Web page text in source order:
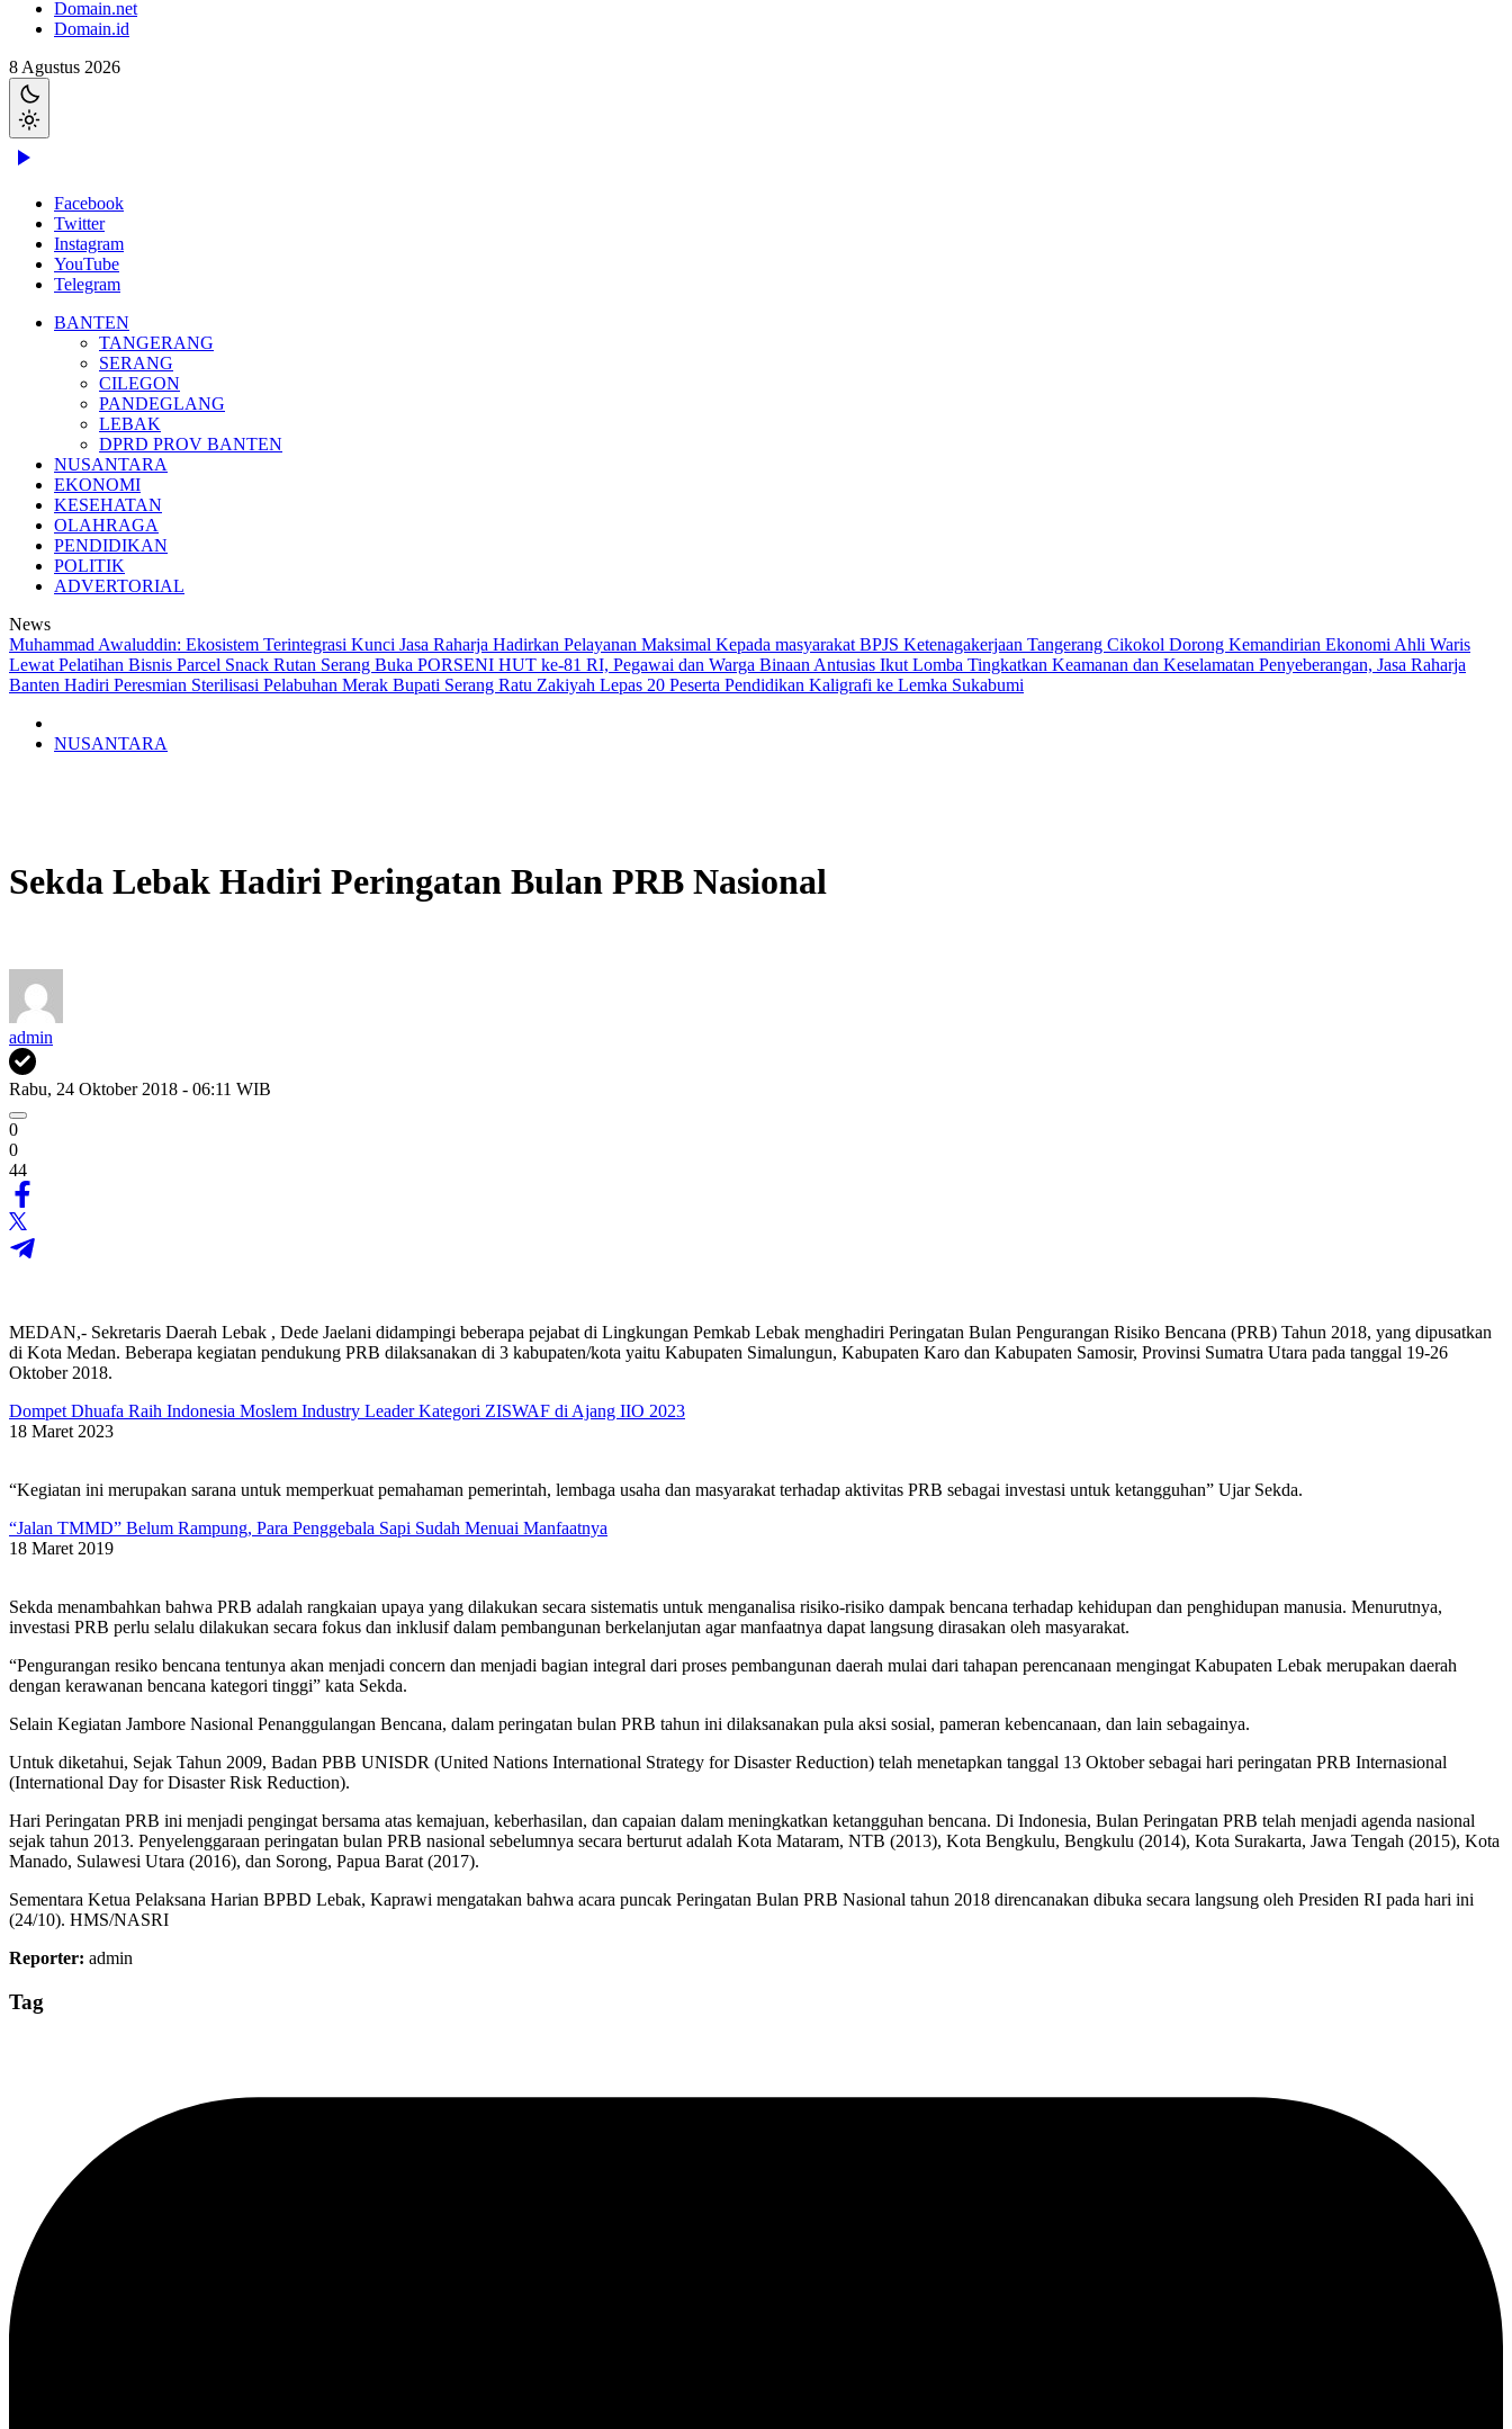
Domain.net
Domain.id
8 Agustus 2026
Facebook
Twitter
Instagram
YouTube
Telegram
BANTEN
TANGERANG
SERANG
CILEGON
PANDEGLANG
LEBAK
DPRD PROV BANTEN
NUSANTARA
EKONOMI
KESEHATAN
OLAHRAGA
PENDIDIKAN
POLITIK
ADVERTORIAL
News
Muhammad Awaluddin: Ekosistem Terintegrasi Kunci Jasa Raharja Hadirkan Pelayanan Maksimal Kepada masyarakat BPJS Ketenagakerjaan Tangerang Cikokol Dorong Kemandirian Ekonomi Ahli Waris
Lewat Pelatihan Bisnis Parcel Snack Rutan Serang Buka PORSENI HUT ke-81 RI, Pegawai dan Warga Binaan Antusias Ikut Lomba Tingkatkan Keamanan dan Keselamatan Penyeberangan, Jasa Raharja
Banten Hadiri Peresmian Sterilisasi Pelabuhan Merak Bupati Serang Ratu Zakiyah Lepas 20 Peserta Pendidikan Kaligrafi ke Lemka Sukabumi
NUSANTARA
Sekda Lebak Hadiri Peringatan Bulan PRB Nasional
admin
Rabu, 24 Oktober 2018 - 06:11 WIB
0
0
44
MEDAN,- Sekretaris Daerah Lebak , Dede Jaelani didampingi beberapa pejabat di Lingkungan Pemkab Lebak menghadiri Peringatan Bulan Pengurangan Risiko Bencana (PRB) Tahun 2018, yang dipusatkan
di Kota Medan. Beberapa kegiatan pendukung PRB dilaksanakan di 3 kabupaten/kota yaitu Kabupaten Simalungun, Kabupaten Karo dan Kabupaten Samosir, Provinsi Sumatra Utara pada tanggal 19-26
Oktober 2018.
Dompet Dhuafa Raih Indonesia Moslem Industry Leader Kategori ZISWAF di Ajang IIO 2023
18 Maret 2023
“Kegiatan ini merupakan sarana untuk memperkuat pemahaman pemerintah, lembaga usaha dan masyarakat terhadap aktivitas PRB sebagai investasi untuk ketangguhan” Ujar Sekda.
“Jalan TMMD” Belum Rampung, Para Penggebala Sapi Sudah Menuai Manfaatnya
18 Maret 2019
Sekda menambahkan bahwa PRB adalah rangkaian upaya yang dilakukan secara sistematis untuk menganalisa risiko-risiko dampak bencana terhadap kehidupan dan penghidupan manusia. Menurutnya,
investasi PRB perlu selalu dilakukan secara fokus dan inklusif dalam pembangunan berkelanjutan agar manfaatnya dapat langsung dirasakan oleh masyarakat.
“Pengurangan resiko bencana tentunya akan menjadi concern dan menjadi bagian integral dari proses pembangunan daerah mulai dari tahapan perencanaan mengingat Kabupaten Lebak merupakan daerah
dengan kerawanan bencana kategori tinggi” kata Sekda.
Selain Kegiatan Jambore Nasional Penanggulangan Bencana, dalam peringatan bulan PRB tahun ini dilaksanakan pula aksi sosial, pameran kebencanaan, dan lain sebagainya.
Untuk diketahui, Sejak Tahun 2009, Badan PBB UNISDR (United Nations International Strategy for Disaster Reduction) telah menetapkan tanggal 13 Oktober sebagai hari peringatan PRB Internasional
(International Day for Disaster Risk Reduction).
Hari Peringatan PRB ini menjadi pengingat bersama atas kemajuan, keberhasilan, dan capaian dalam meningkatkan ketangguhan bencana. Di Indonesia, Bulan Peringatan PRB telah menjadi agenda nasional
sejak tahun 2013. Penyelenggaraan peringatan bulan PRB nasional sebelumnya secara berturut adalah Kota Mataram, NTB (2013), Kota Bengkulu, Bengkulu (2014), Kota Surakarta, Jawa Tengah (2015), Kota
Manado, Sulawesi Utara (2016), dan Sorong, Papua Barat (2017).
Sementara Ketua Pelaksana Harian BPBD Lebak, Kaprawi mengatakan bahwa acara puncak Peringatan Bulan PRB Nasional tahun 2018 direncanakan dibuka secara langsung oleh Presiden RI pada hari ini
(24/10). HMS/NASRI
Reporter: admin
Tag